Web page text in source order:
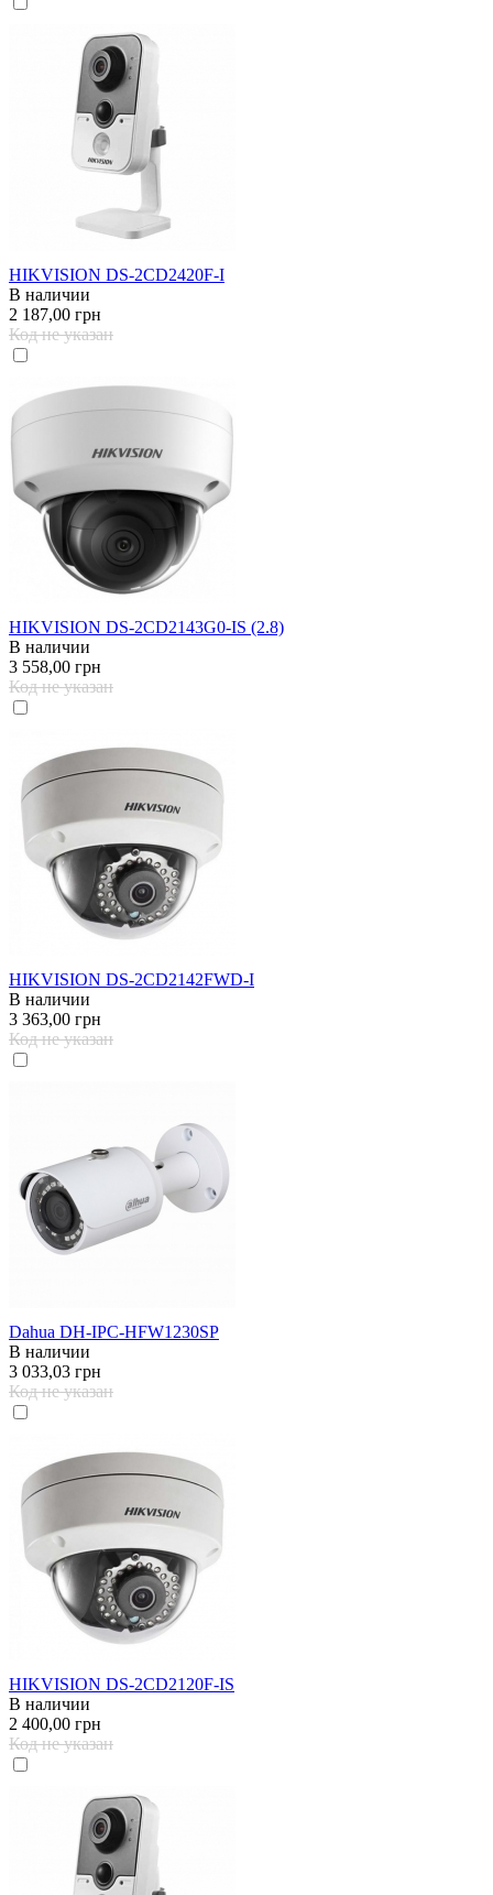
HIKVISION DS-2CD2420F-I
В наличии
2 187,00 грн
Код не указан
HIKVISION DS-2CD2143G0-IS (2.8)
В наличии
3 558,00 грн
Код не указан
HIKVISION DS-2CD2142FWD-I
В наличии
3 363,00 грн
Код не указан
Dahua DH-IPC-HFW1230SP
В наличии
3 033,03 грн
Код не указан
HIKVISION DS-2CD2120F-IS
В наличии
2 400,00 грн
Код не указан